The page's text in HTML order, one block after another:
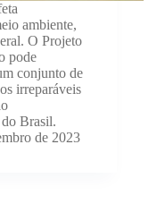
ambiente,
O Projeto
pode
conjunto de
irreparáveis
Brasil.
de 2023